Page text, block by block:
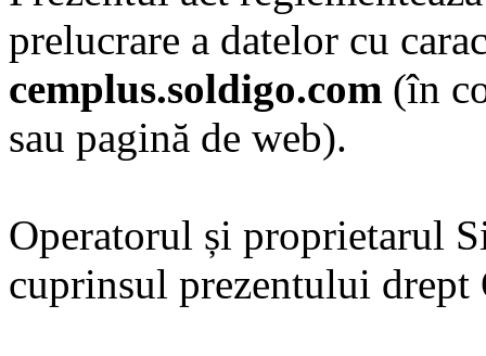
prelucrare a datelor cu
cemplus.soldigo.com (în
sau pagină de web).
Operatorul și proprietarul
cuprinsul prezentului drept